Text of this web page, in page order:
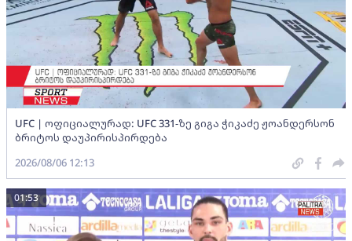
UFC | ოფიციალურად: UFC 331-ზე გიგა ჭიკაძე ჟოანდერსონ
ბრიტოს დაუპირისპირდება
2026/08/06 12:13
01:53